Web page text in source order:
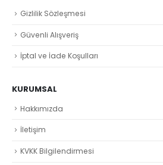
Gizlilik Sözleşmesi
Güvenli Alışveriş
İptal ve İade Koşulları
KURUMSAL
Hakkımızda
İletişim
KVKK Bilgilendirmesi